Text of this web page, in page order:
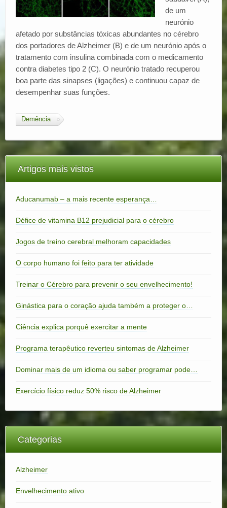
de um
neurónio
afetado por substâncias tóxicas abundantes no cérebro
dos portadores de Alzheimer (B) e de um neurónio após o
tratamento com insulina combinada com o medicamento
contra diabetes tipo 2 (C). O neurónio tratado recuperou
boa parte das sinapses (ligações) e continuou capaz de
desempenhar suas funções.
Demência
Artigos mais vistos
Aducanumab – a mais recente esperança…
Défice de vitamina B12 prejudicial para o cérebro
Jogos de treino cerebral melhoram capacidades
O corpo humano foi feito para ter atividade
Treinar o Cérebro para prevenir o seu envelhecimento!
Ginástica para o coração ajuda também a proteger o…
Ciência explica porquê exercitar a mente
Programa terapêutico reverteu sintomas de Alzheimer
Dominar mais de um idioma ou saber programar pode…
Exercício físico reduz 50% risco de Alzheimer
Categorias
Alzheimer
Envelhecimento ativo